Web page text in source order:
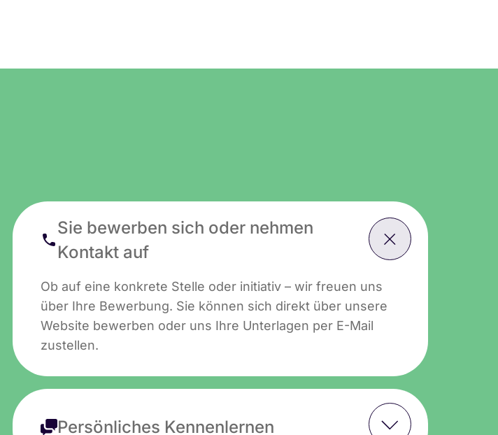
Sie bewerben sich oder nehmen
Kontakt auf
Ob auf eine konkrete Stelle oder initiativ – wir freuen uns
über Ihre Bewerbung. Sie können sich direkt über unsere
Website bewerben oder uns Ihre Unterlagen per E-Mail
zustellen.
Persönliches Kennenlernen